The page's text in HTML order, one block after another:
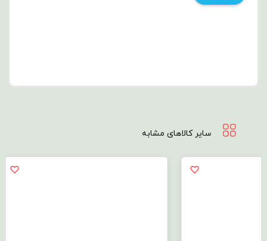
سایر کالاهای مشابه